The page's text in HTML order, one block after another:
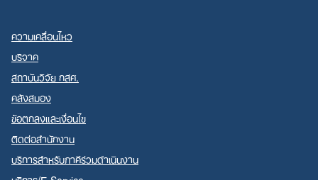
ความเคลื่อนไหว
บริจาค
สถาบันวิจัย กสศ.
คลังสมอง
ข้อตกลงและเงื่อนไข
ติดต่อสำนักงาน
บริการสำหรับภาคีร่วมดำเนินงาน